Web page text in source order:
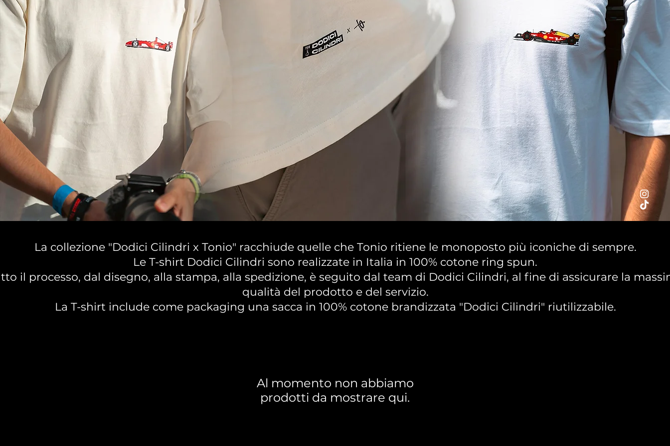
La collezione "Dodici Cilindri x Tonio" racchiude quelle che Tonio ritiene le monoposto più iconiche di sempre.
Le T-shirt Dodici Cilindri sono realizzate in Italia in 100% cotone ring spun.
il processo, dal disegno, alla stampa, alla spedizione, è seguito dal team di Dodici Cilindri, al fine di assicurare la
qualità del prodotto e del servizio.
La T-shirt include come packaging una sacca in 100% cotone brandizzata "Dodici Cilindri" riutilizzabile.
Al momento non abbiamo
prodotti da mostrare qui.